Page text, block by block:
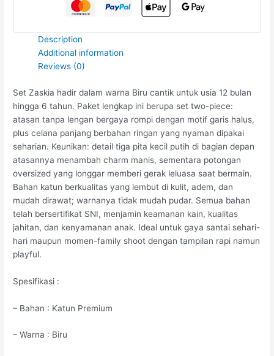
Description
Additional information
Reviews (0)
Set Zaskia hadir dalam warna Biru cantik untuk usia 12 bulan
hingga 6 tahun. Paket lengkap ini berupa set two-piece:
atasan tanpa lengan bergaya rompi dengan motif garis halus,
plus celana panjang berbahan ringan yang nyaman dipakai
seharian. Keunikan: detail tiga pita kecil putih di bagian depan
atasannya menambah charm manis, sementara potongan
oversized yang longgar memberi gerak leluasa saat bermain.
Bahan katun berkualitas yang lembut di kulit, adem, dan
mudah dirawat; warnanya tidak mudah pudar. Semua bahan
telah bersertifikat SNI, menjamin keamanan kain, kualitas
jahitan, dan kenyamanan anak. Ideal untuk gaya santai sehari-
hari maupun momen-family shoot dengan tampilan rapi namun
playful.
Spesifikasi :
– Bahan : Katun Premium
– Warna : Biru